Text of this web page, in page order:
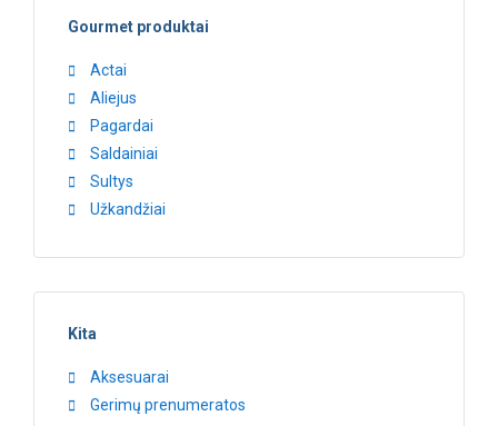
Gourmet produktai
Actai
Aliejus
Pagardai
Saldainiai
Sultys
Užkandžiai
Kita
Aksesuarai
Gerimų prenumeratos